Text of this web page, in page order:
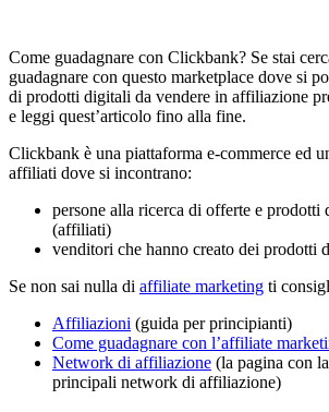
Come guadagnare con Clickbank? Se stai
guadagnare con questo marketplace dove si
di prodotti digitali da vendere in affiliazione
e leggi quest’articolo fino alla fine.
Clickbank è una piattaforma e-commerce ed
affiliati dove si incontrano:
persone alla ricerca di offerte e prodotti
(affiliati)
venditori che hanno creato dei prodotti
Se non sai nulla di affiliate marketing ti
Affiliazioni (guida per principianti)
Come guadagnare con l’affiliate
Network di affiliazione (la pagina con
principali network di affiliazione)